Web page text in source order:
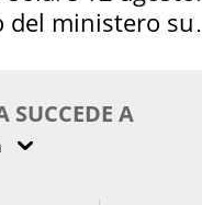
del ministero su